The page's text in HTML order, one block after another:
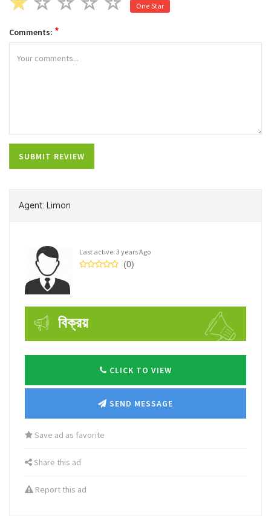
One Star
Comments: *
Agent: Limon
Last active: 3 years Ago
(0)
বিক্রয়
CLICK TO VIEW
SEND MESSAGE
Save ad as favorite
Share this ad
Report this ad